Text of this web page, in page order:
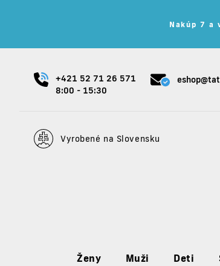
Nakúp 7 a
+421 52 71 26 571
8:00 - 15:30
Vyrobené na Slovensku
Ženy Muži Deti